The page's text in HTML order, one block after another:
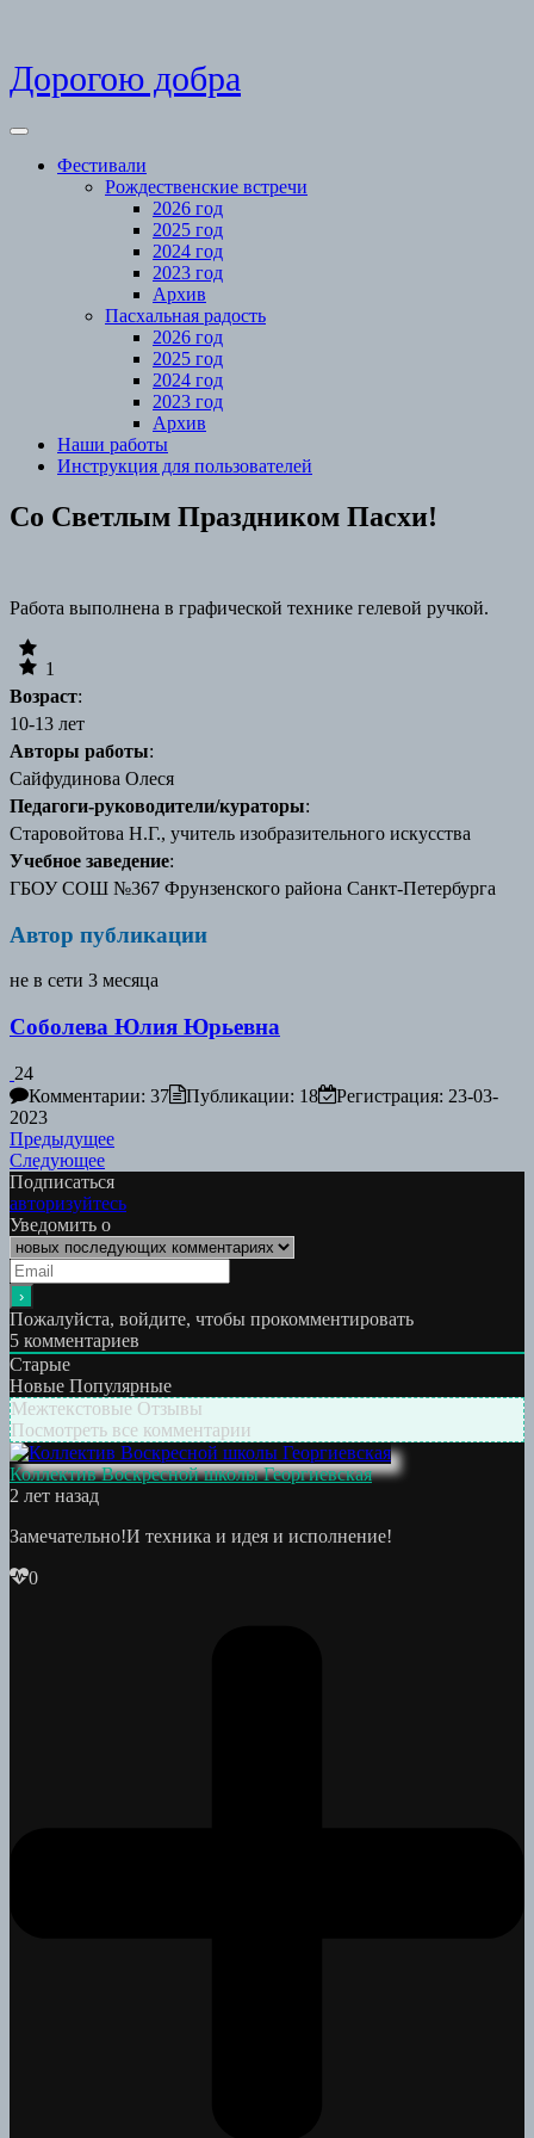
Skip
to
Дорогою добра
Open
Фестивали
Рождественские встречи
2026 год
2025 год
2024 год
2023 год
Архив
Пасхальная радость
2026 год
2025 год
2024 год
2023 год
Архив
Наши работы
Инструкция для пользователей
Close
Menu
Со Светлым Праздником Пасхи!
Работа выполнена в графической технике гелевой ручкой.
1
Возраст:
10-13 лет
Авторы работы:
Сайфудинова Олеся
Педагоги-руководители/кураторы:
Старовойтова Н.Г., учитель изобразительного искусства
Учебное заведение:
ГБОУ СОШ №367 Фрунзенского района Санкт-Петербурга
Автор публикации
не в сети 3 месяца
Соболева Юлия Юрьевна
24
Комментарии: 37
Публикации: 18
Регистрация: 23-03-
2023
Навигация
по
записям
ПредыдущееПредыдущая
СледующееСледующая
работа:
Подписаться
авторизуйтесь
Уведомить о
Пожалуйста, войдите, чтобы прокомментировать
5 комментариев
Старые
Новые Популярные
Межтекстовые Отзывы
Посмотреть все комментарии
Коллектив Воскресной школы Георгиевская
2 лет назад
Замечательно!И техника и идея и исполнение!
0